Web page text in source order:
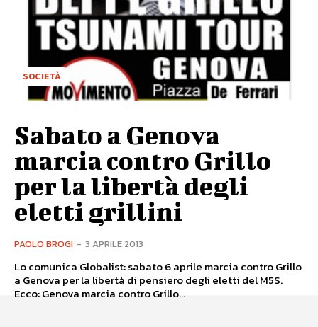
SOCIETÀ
Sabato a Genova
marcia contro Grillo
per la libertà degli
eletti grillini
PAOLO BROGI - 3 APRILE 2013
Lo comunica Globalist: sabato 6 aprile marcia contro Grillo
a Genova per la libertà di pensiero degli eletti del M5S.
Ecco: Genova marcia contro Grillo...